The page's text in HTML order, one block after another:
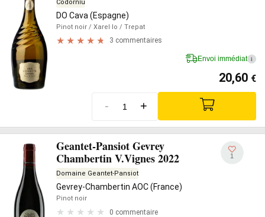
Codorníu
DO Cava (Espagne)
Pinot noir / Xarel·lo / Trepat
3 commentaires
Envoi immédiat i
20,60 €
- +
Geantet-Pansiot Gevrey
Chambertin V.Vignes 2022
Domaine Geantet-Pansiot
Gevrey-Chambertin AOC (France)
Pinot noir
0 commentaire
1